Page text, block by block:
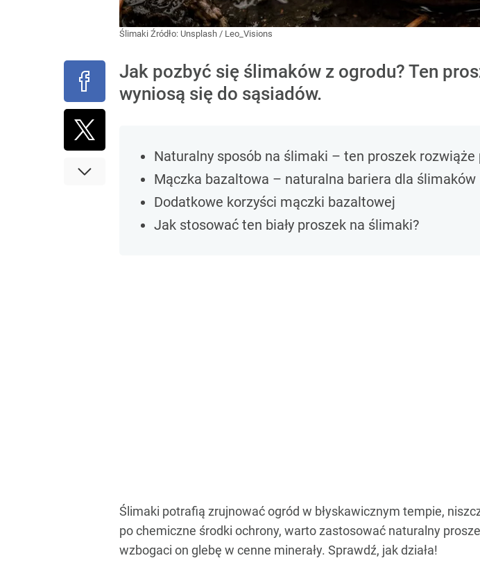
Ślimaki Źródło: Unsplash / Leo_Visions
Jak pozbyć się ślimaków z ogrodu? Ten
wyniosą się do sąsiadów.
Naturalny sposób na ślimaki – ten proszek rozwiąże
Mączka bazaltowa – naturalna bariera dla ślimaków
Dodatkowe korzyści mączki bazaltowej
Jak stosować ten biały proszek na ślimaki?
Ślimaki potrafią zrujnować ogród w błyskawicznym tempie,
po chemiczne środki ochrony, warto zastosować naturalny
wzbogaci on glebę w cenne minerały. Sprawdź, jak działa!